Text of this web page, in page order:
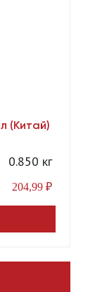
(Китай)
0.850 кг
204,99 ₽